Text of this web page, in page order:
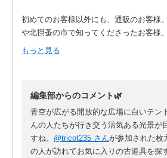
初めてのお客様以外にも、通販のお客様
や北摂蚤の市で知ってくださったお客様
合ったお友だちなどなど本当にお話でき
り上がりました😂）
楽しい1日をありがとうございました。
またお会いしましょうね～🐦
もっと見る
編集部からのコメント🌿
青空が広がる開放的な広場に白いテン
んの人たちが行き交う活気ある光景が
すね。 @tricot235 さんが参加された枚
の人が訪れてお気に入りの古道具を探